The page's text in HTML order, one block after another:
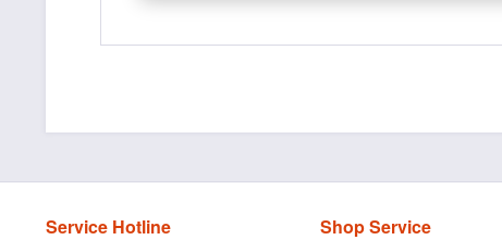
Service Hotline Shop Service